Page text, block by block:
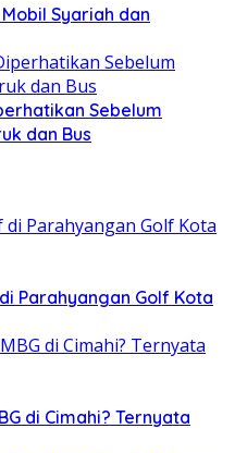
Syariah dan
Sebelum
dan Bus
Parahyangan Golf Kota
di Cimahi? Ternyata